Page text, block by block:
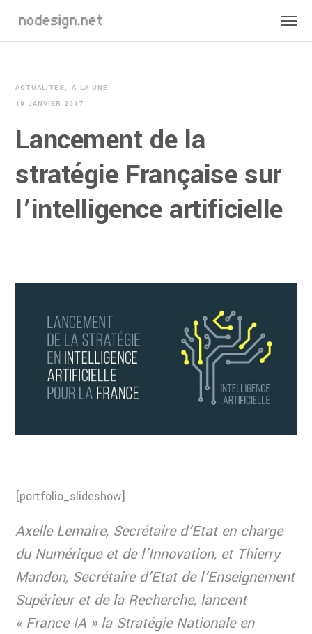
ACTUALITÉS
À LA UNE
19 JANVIER 2017
Lancement de la
stratégie Française sur
l’intelligence artificielle
[portfolio_slideshow]
Axelle Lemaire, Secrétaire d’Etat en charge
du Numérique et de l’Innovation, et Thierry
Mandon, Secrétaire d’Etat de l’Enseignement
Supérieur et de la Recherche, lancent
« France IA » la Stratégie Nationale en